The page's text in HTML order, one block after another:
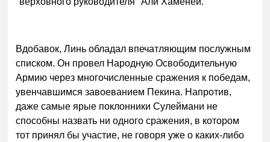
Вдобавок, Линь обладал впечатляющим послужным
списком. Он провел Народную Освободительную
Армию через многочисленные сражения к победам,
увенчавшимся завоеванием Пекина. Напротив,
даже самые ярые поклонники Сулеймани не
способны назвать ни одного сражения, в котором
тот принял бы участие, не говоря уже о каких-либо